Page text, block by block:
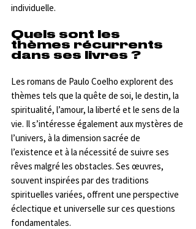
individuelle.
Quels sont les
thèmes récurrents
dans ses livres ?
Les romans de Paulo Coelho explorent des
thèmes tels que la quête de soi, le destin, la
spiritualité, l’amour, la liberté et le sens de la
vie. Il s’intéresse également aux mystères de
l’univers, à la dimension sacrée de
l’existence et à la nécessité de suivre ses
rêves malgré les obstacles. Ses œuvres,
souvent inspirées par des traditions
spirituelles variées, offrent une perspective
éclectique et universelle sur ces questions
fondamentales.